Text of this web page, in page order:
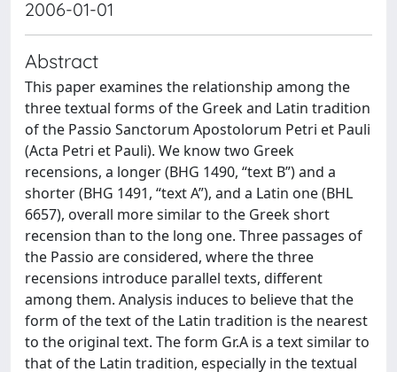
2006-01-01
Abstract
This paper examines the relationship among the
three textual forms of the Greek and Latin tradition
of the Passio Sanctorum Apostolorum Petri et Pauli
(Acta Petri et Pauli). We know two Greek
recensions, a longer (BHG 1490, “text B”) and a
shorter (BHG 1491, “text A”), and a Latin one (BHL
6657), overall more similar to the Greek short
recension than to the long one. Three passages of
the Passio are considered, where the three
recensions introduce parallel texts, different
among them. Analysis induces to believe that the
form of the text of the Latin tradition is the nearest
to the original text. The form Gr.A is a text similar to
that of the Latin tradition, especially in the textual